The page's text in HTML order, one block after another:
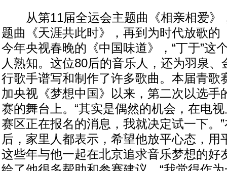
从第11届全运会主题曲《相亲相爱》
题曲《天涯共此时》，再到为时代放歌的
今年央视春晚的《中国味道》，“丁于”这
人熟知。这位80后的音乐人，还为羽泉、
行歌手谱写和制作了许多歌曲。本届青歌
加央视《梦想中国》以来，第二次以选手
赛的舞台上。“其实是偶然的机会，在电
赛区正在报名的消息，我就决定试一下。
后，家里人都表示，希望他放平心态，用
这些年与他一起在北京追求音乐梦想的好